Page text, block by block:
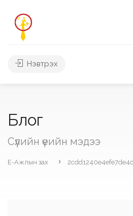
Нэвтрэх
Блог
Сүүлийн үеийн мэдээ
Е-Ажлын зах